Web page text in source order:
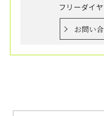
フリーダイ
お問い